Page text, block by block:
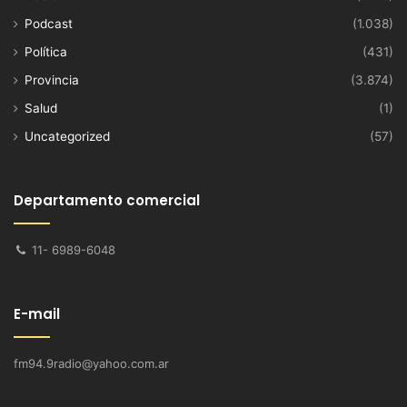
Podcast
(1.038)
Política
(431)
Provincia
(3.874)
Salud
(1)
Uncategorized
(57)
Departamento comercial
11- 6989-6048
E-mail
fm94.9radio@yahoo.com.ar